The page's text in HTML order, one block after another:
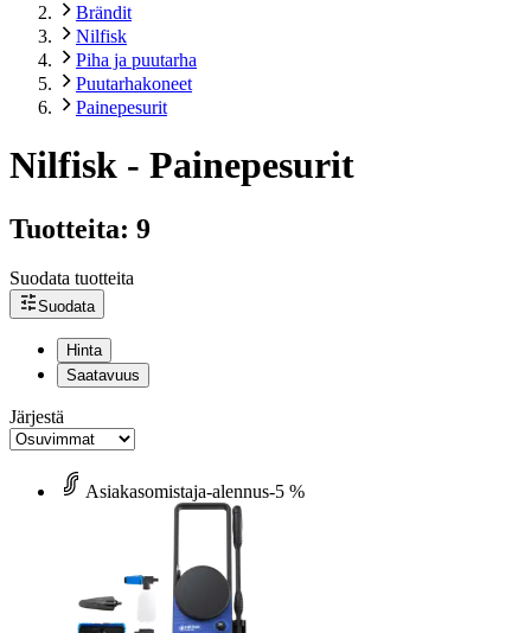
Brändit
Nilfisk
Piha ja puutarha
Puutarhakoneet
Painepesurit
Nilfisk - Painepesurit
Tuotteita: 9
Suodata tuotteita
Suodata
Hinta
Saatavuus
Järjestä
Asiakasomistaja-alennus-5 %